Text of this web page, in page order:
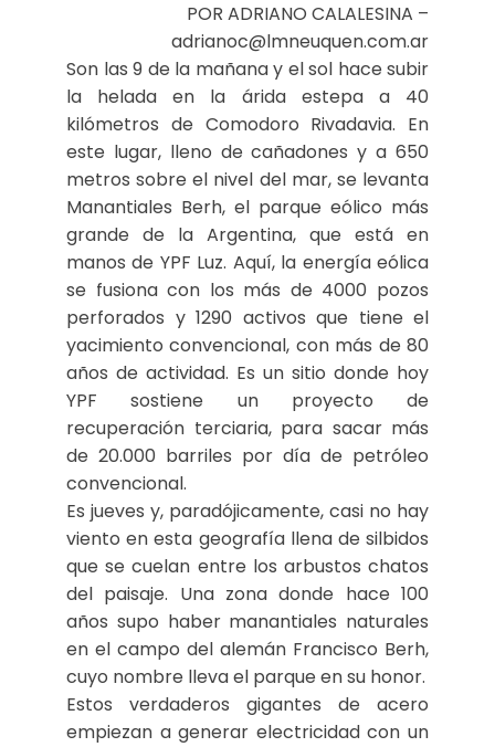
POR ADRIANO CALALESINA –
adrianoc@lmneuquen.com.ar
Son las 9 de la mañana y el sol hace subir
la helada en la árida estepa a 40
kilómetros de Comodoro Rivadavia. En
este lugar, lleno de cañadones y a 650
metros sobre el nivel del mar, se levanta
Manantiales Berh, el parque eólico más
grande de la Argentina, que está en
manos de YPF Luz. Aquí, la energía eólica
se fusiona con los más de 4000 pozos
perforados y 1290 activos que tiene el
yacimiento convencional, con más de 80
años de actividad. Es un sitio donde hoy
YPF sostiene un proyecto de
recuperación terciaria, para sacar más
de 20.000 barriles por día de petróleo
convencional.
Es jueves y, paradójicamente, casi no hay
viento en esta geografía llena de silbidos
que se cuelan entre los arbustos chatos
del paisaje. Una zona donde hace 100
años supo haber manantiales naturales
en el campo del alemán Francisco Berh,
cuyo nombre lleva el parque en su honor.
Estos verdaderos gigantes de acero
empiezan a generar electricidad con un